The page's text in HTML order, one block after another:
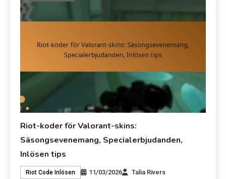
Riot-koder för Valorant-skins:
Säsongsevenemang, Specialerbjudanden,
Inlösen tips
Riot Code Inlösen 11/03/2026 Talia Rivers